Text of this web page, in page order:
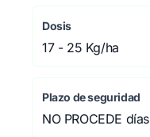
Dosis
17 - 25 Kg/ha
Plazo de seguridad
NO PROCEDE días